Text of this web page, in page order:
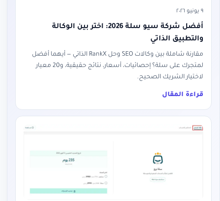
٩ يونيو ٢٠٢٦
أفضل شركة سيو سلة 2026: اختر بين الوكالة
والتطبيق الذاتي
مقارنة شاملة بين وكالات SEO وحل RankX الذاتي — أيهما أفضل
لمتجرك على سلة؟ إحصائيات، أسعار، نتائج حقيقية، و20 معيار
لاختيار الشريك الصحيح.
قراءة المقال